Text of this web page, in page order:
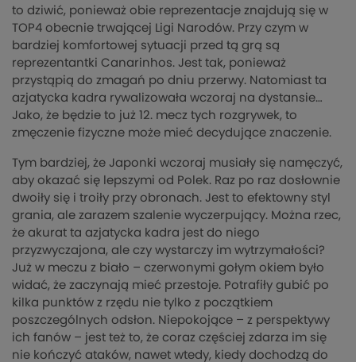
to dziwić, ponieważ obie reprezentacje znajdują się w
TOP4 obecnie trwającej Ligi Narodów. Przy czym w
bardziej komfortowej sytuacji przed tą grą są
reprezentantki Canarinhos. Jest tak, ponieważ
przystąpią do zmagań po dniu przerwy. Natomiast ta
azjatycka kadra rywalizowała wczoraj na dystansie…
Jako, że będzie to już 12. mecz tych rozgrywek, to
zmęczenie fizyczne może mieć decydujące znaczenie.
Tym bardziej, że Japonki wczoraj musiały się namęczyć,
aby okazać się lepszymi od Polek. Raz po raz dosłownie
dwoiły się i troiły przy obronach. Jest to efektowny styl
grania, ale zarazem szalenie wyczerpujący. Można rzec,
że akurat ta azjatycka kadra jest do niego
przyzwyczajona, ale czy wystarczy im wytrzymałości?
Już w meczu z biało – czerwonymi gołym okiem było
widać, że zaczynają mieć przestoje. Potrafiły gubić po
kilka punktów z rzędu nie tylko z początkiem
poszczególnych odsłon. Niepokojące – z perspektywy
ich fanów – jest też to, że coraz częściej zdarza im się
nie kończyć ataków, nawet wtedy, kiedy dochodzą do